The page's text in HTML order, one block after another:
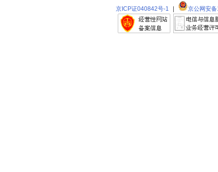
京ICP证040842号-1
京公网安